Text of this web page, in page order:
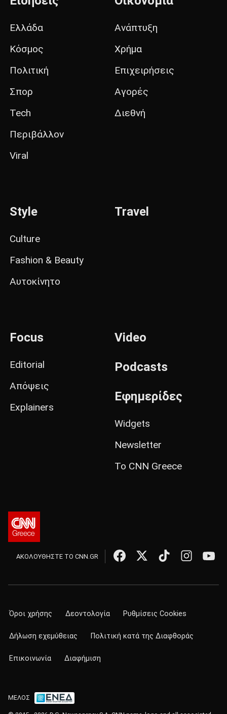
Ελλάδα
Κόσμος
Πολιτική
Σπορ
Tech
Περιβάλλον
Viral
Ανάπτυξη
Χρήμα
Επιχειρήσεις
Αγορές
Διεθνή
Style
Culture
Fashion & Beauty
Αυτοκίνητο
Travel
Focus
Editorial
Απόψεις
Explainers
Video
Podcasts
Εφημερίδες
Widgets
Newsletter
Το CNN Greece
ΑΚΟΛΟΥΘΗΣΤΕ ΤΟ CNN.GR
Όροι χρήσης Δεοντολογία Ρυθμίσεις Cookies
Δήλωση εχεμύθειας Πολιτική κατά της Διαφθοράς
Επικοινωνία Διαφήμιση
ΜΕΛΟΣ